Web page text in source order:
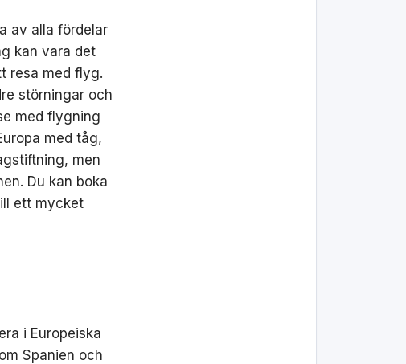
av alla fördelar
kan vara det
resa med flyg.
störningar och
med flygning
med tåg,
men
Du kan boka
ett mycket
i Europeiska
Spanien och